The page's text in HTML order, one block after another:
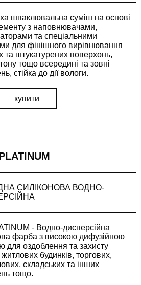
шпаклювальна суміш на основі
з наповнювачами,
та спеціальними
для фінішного вирівнювання
та штукатурених поверхонь,
тощо всередині та зовні
стійка до дії вологи.
купити
СИЛІКОНОВА ВОДНО-
- Водно-дисперсійна
фарба з високою дифузійною
для оздоблення та захисту
будинків, торгових,
складських та інших
тощо.